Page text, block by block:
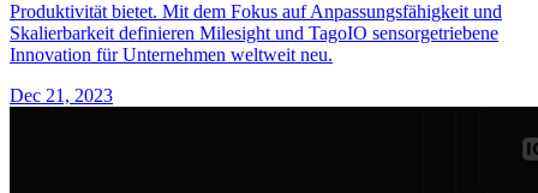
Produktivität bietet. Mit dem Fokus auf Anpassungsfähigkeit und
Skalierbarkeit definieren Milesight und TagoIO sensorgetriebene
Innovation für Unternehmen weltweit neu.
Dec 21, 2023